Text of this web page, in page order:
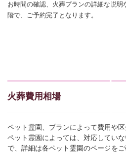
お時間の確認、火葬プランの詳細な説
階で、ご予約完了となります。
火葬費用相場
ペット霊園、プランによって費用や区
ペット霊園によっては、対応してい
で、詳細は各ペット霊園のページをご